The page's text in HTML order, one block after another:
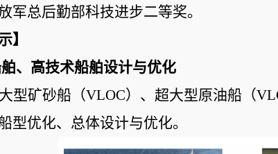
军总后勤部科技进步二等奖。
】
舶、高技术船舶设计与优化
型矿砂船（VLOC）、超大型原油船（
型优化、总体设计与优化。